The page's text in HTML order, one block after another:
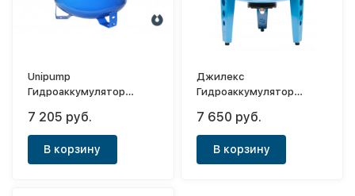
Unipump
Гидроаккумулятор
(мембрана EPDM и
фланцем.нерж.)
7 205 руб.
В корзину
Джилекс
Гидроаккумулятор
(комбинированный
фланец) (Снят с
производства)
7 650 руб.
В корзину